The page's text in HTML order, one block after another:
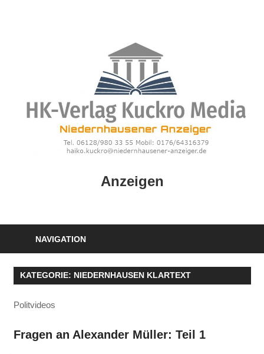
Anzeigen
NAVIGATION
KATEGORIE: NIEDERNHAUSEN KLARTEXT
Politvideos
Fragen an Alexander Müller: Teil 1